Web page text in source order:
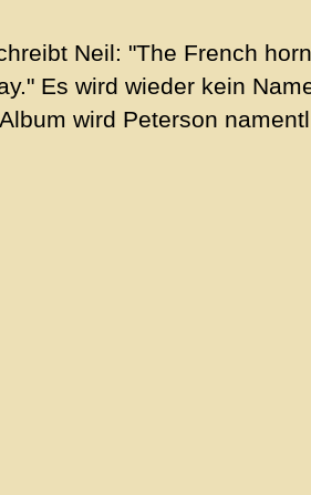
Neil: "The French
Es wird wieder kein
wird Peterson